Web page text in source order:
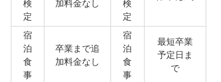
検
定
加料金なし
検
定
宿
泊
食
事
卒業まで追
加料金なし
宿
泊
食
事
最短卒業
予定日ま
で